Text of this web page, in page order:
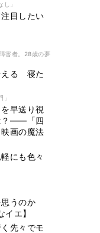
」
目したい
害者。28歳の夢
える 寝た
早送り視
？――「四
画の魔法
にも色々
うのか
イエ】
先々でモ